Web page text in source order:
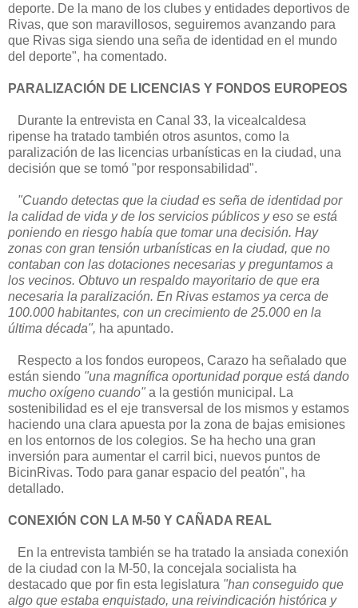
deporte. De la mano de los clubes y entidades deportivos de
Rivas, que son maravillosos, seguiremos avanzando para
que Rivas siga siendo una seña de identidad en el mundo
del deporte", ha comentado.
PARALIZACIÓN DE LICENCIAS Y FONDOS EUROPEOS
Durante la entrevista en Canal 33, la vicealcaldesa
ripense ha tratado también otros asuntos, como la
paralización de las licencias urbanísticas en la ciudad, una
decisión que se tomó "por responsabilidad".
"Cuando detectas que la ciudad es seña de identidad por
la calidad de vida y de los servicios públicos y eso se está
poniendo en riesgo había que tomar una decisión. Hay
zonas con gran tensión urbanísticas en la ciudad, que no
contaban con las dotaciones necesarias y preguntamos a
los vecinos. Obtuvo un respaldo mayoritario de que era
necesaria la paralización. En Rivas estamos ya cerca de
100.000 habitantes, con un crecimiento de 25.000 en la
última década", ha apuntado.
Respecto a los fondos europeos, Carazo ha señalado que
están siendo "una magnífica oportunidad porque está dando
mucho oxígeno cuando" a la gestión municipal. La
sostenibilidad es el eje transversal de los mismos y estamos
haciendo una clara apuesta por la zona de bajas emisiones
en los entornos de los colegios. Se ha hecho una gran
inversión para aumentar el carril bici, nuevos puntos de
BicinRivas. Todo para ganar espacio del peatón", ha
detallado.
CONEXIÓN CON LA M-50 Y CAÑADA REAL
En la entrevista también se ha tratado la ansiada conexión
de la ciudad con la M-50, la concejala socialista ha
destacado que por fin esta legislatura "han conseguido que
algo que estaba enquistado, una reivindicación histórica y